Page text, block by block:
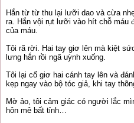
Hắn từ từ thu lại lưỡi dao và cừa
ra. Hắn vội rụt lưỡi vào hít chỗ máu
của máu.
Tôi rã rời. Hai tay giơ lên mà kiệt
lưng hắn rồi ngã uỳnh xuống.
Tôi lại cố giơ hai cánh tay lên và
kẹp ngay vào bộ tóc giả, khi tay
Mờ ảo, tôi cảm giác có người lắc
hôn mê bất tỉnh…